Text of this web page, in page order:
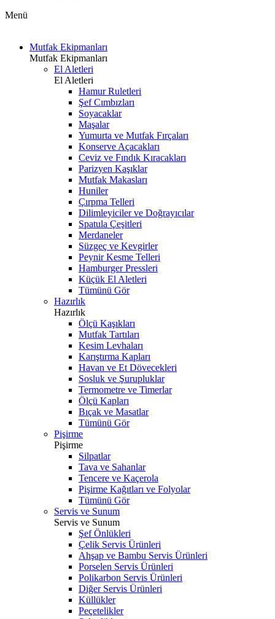
Menü
Mutfak Ekipmanları
Mutfak Ekipmanları
El Aletleri
El Aletleri
Hamur Ruletleri
Şef Cımbızları
Soyacaklar
Maşalar
Yumurta ve Mutfak Fırçaları
Konserve Açacakları
Ceviz ve Fındık Kıracakları
Parizyen Kaşıklar
Mutfak Makasları
Huniler
Çırpma Telleri
Dilimleyiciler ve Doğrayıcılar
Spatula Çeşitleri
Merdaneler
Süzgeç ve Kevgirler
Peynir Kesme Telleri
Hamburger Pressleri
Küçük El Aletleri
Tümünü Gör
Hazırlık
Hazırlık
Ölçü Kaşıkları
Mutfak Tartıları
Kesim Levhaları
Karıştırma Kapları
Havan ve Et Dövecekleri
Sosluk ve Şurupluklar
Termometre ve Timerlar
Ölçü Kapları
Bıçak ve Masatlar
Tümünü Gör
Pişirme
Pişirme
Silpatlar
Tava ve Sahanlar
Tencere ve Kaçerola
Pişirme Kağıtları ve Folyolar
Tümünü Gör
Servis ve Sunum
Servis ve Sunum
Şef Önlükleri
Çelik Servis Ürünleri
Ahşap ve Bambu Servis Ürünleri
Porselen Servis Ürünleri
Polikarbon Servis Ürünleri
Diğer Servis Ürünleri
Küllükler
Peçetelikler